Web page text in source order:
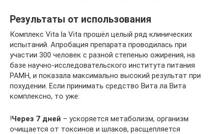
Результаты от использования
Комплекс Vita la Vita прошёл целый ряд клинических
испытаний. Апробация препарата проводилась при
участии 300 человек с разной степенью ожирения, на
базе научно-исследовательского института питания
РАМН, и показала максимально высокий результат при
похудении. Если принимать средство Вита ла Вита
комплексно, то уже:
!Через 7 дней – ускоряется метаболизм, организм
очищается от токсинов и шлаков, расщепляется